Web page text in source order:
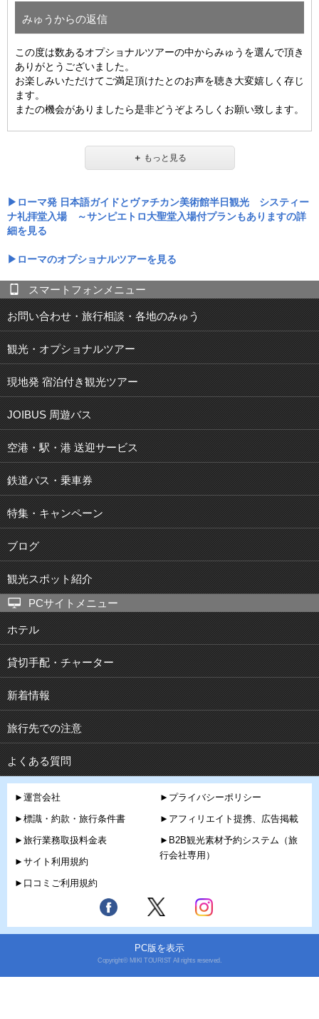
みゅうからの返信
この度は数あるオプショナルツアーの中からみゅうを選んで頂き
ありがとうございました。
お楽しみいただけてご満足頂けたとのお声を聴き大変嬉しく存じ
ます。
またの機会がありましたら是非どうぞよろしくお願い致します。
＋ もっと見る
ローマ発 日本語ガイドとヴァチカン美術館半日観光 システィー
ナ礼拝堂入場 ～サンピエトロ大聖堂入場付プランもありますの詳
細を見る
ローマのオプショナルツアーを見る
スマートフォンメニュー
お問い合わせ・旅行相談・各地のみゅう
観光・オプショナルツアー
現地発 宿泊付き観光ツアー
JOIBUS 周遊バス
空港・駅・港 送迎サービス
鉄道パス・乗車券
特集・キャンペーン
ブログ
観光スポット紹介
PCサイトメニュー
ホテル
貸切手配・チャーター
新着情報
旅行先での注意
よくある質問
►運営会社
►標識・約款・旅行条件書
►旅行業務取扱料金表
►サイト利用規約
►口コミご利用規約
►プライバシーポリシー
►アフィリエイト提携、広告掲載
►B2B観光素材予約システム（旅
行会社専用）
PC版を表示
Copyright© MIKI TOURIST All rights reserved.